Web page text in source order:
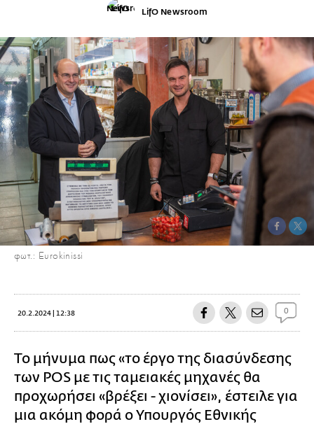
LifO Newsroom
φωτ.: Eurokinissi
20.2.2024 | 12:38 0
Το μήνυμα πως «το έργο της διασύνδεσης
των POS με τις ταμειακές μηχανές θα
προχωρήσει «βρέξει - χιονίσει», έστειλε για
μια ακόμη φορά ο Υπουργός Εθνικής